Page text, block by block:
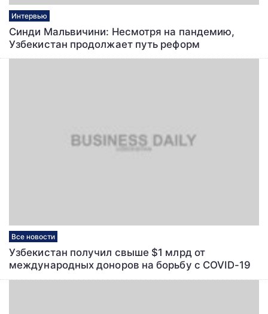
Интервью
Синди Мальвичини: Несмотря на пандемию,
Узбекистан продолжает путь реформ
Все новости
Узбекистан получил свыше $1 млрд от
международных доноров на борьбу с COVID-19